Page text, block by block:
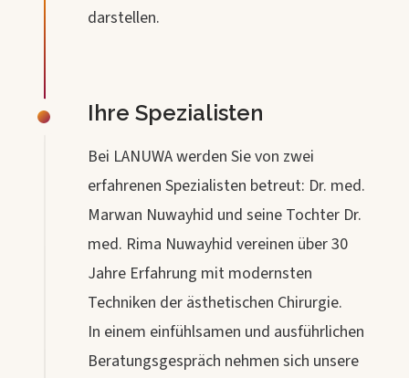
darstellen.
Ihre Spezialisten
Bei LANUWA werden Sie von zwei
erfahrenen Spezialisten betreut: Dr. med.
Marwan Nuwayhid und seine Tochter Dr.
med. Rima Nuwayhid vereinen über 30
Jahre Erfahrung mit modernsten
Techniken der ästhetischen Chirurgie.
In einem einfühlsamen und ausführlichen
Beratungsgespräch nehmen sich unsere